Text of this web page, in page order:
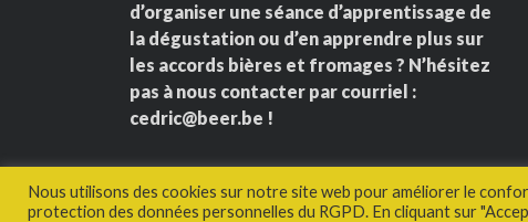
d’organiser une séance d’apprentissage de
la dégustation ou d’en apprendre plus sur
les accords bières et fromages ? N’hésitez
pas à nous contacter par courriel :
cedric@beer.be !
Nous utilisons des cookies sur notre site web pour améliorer le
protection des données personnelles du RGPD. En cliquant sur